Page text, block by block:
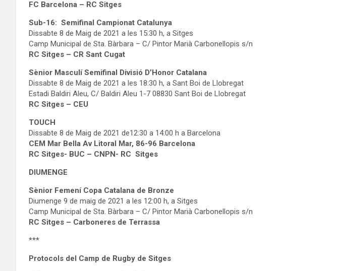
FC Barcelona – RC Sitges
Sub-16: Semifinal Campionat Catalunya
Dissabte 8 de Maig de 2021 a les 15:30 h, a Sitges
Camp Municipal de Sta. Bàrbara – C/ Pintor Marià Carbonellopis s/n
RC Sitges – CR Sant Cugat
Sènior Masculí Semifinal Divisió D’Honor Catalana
Dissabte 8 de Maig de 2021 a les 18:30 h, a Sant Boi de Llobregat
Estadi Baldiri Aleu, C/ Baldiri Aleu 1-7 08830 Sant Boi de Llobregat
RC Sitges – CEU
TOUCH
Dissabte 8 de Maig de 2021 de12:30 a 14:00 h a Barcelona
CEM Mar Bella Av Litoral Mar, 86-96 Barcelona
RC Sitges- BUC – CNPN- RC Sitges
DIUMENGE
Sènior Femení Copa Catalana de Bronze
Diumenge 9 de maig de 2021 a les 12:00 h, a Sitges
Camp Municipal de Sta. Bàrbara – C/ Pintor Marià Carbonellopis s/n
RC Sitges – Carboneres de Terrassa
***
Protocols del Camp de Rugby de Sitges